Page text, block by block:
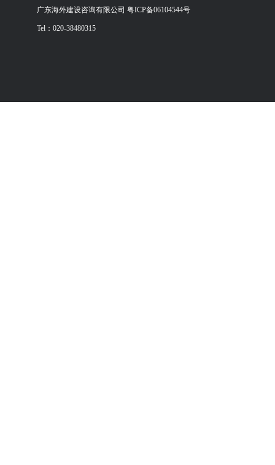
广东海外建设咨询有限公司 粤ICP备06104544号
Tel：020-38480315